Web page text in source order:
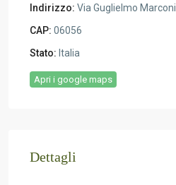
Indirizzo: Via Guglielmo Marconi
CAP: 06056
Stato: Italia
Apri i google maps
Dettagli